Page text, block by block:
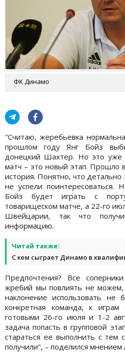
ФК Динамо
"Считаю, жеребьевка
прошлом году Янг Бойз
донецкий Шахтер. Но это уже
матч – это новый этап. Прошло
история. Понятно, что
не успели поинтересоваться.
Бойз будет играть с
товарищеском матче, а 22-го
Швейцарии, так что
информацию.
Читай также:
С кем сыграет Динамо в
Предпочтения? Все
жребий мы повлиять не можем,
наклонение использовать
конкретная команда, к
готовыми 26-го июля и 1-2
задача попасть в групповой
стараться ее выполнить с тем
получили", – поделился мнением